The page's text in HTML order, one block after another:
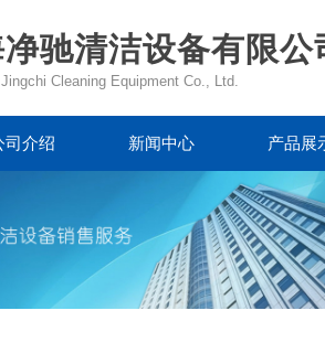
驰清洁设备有限公
Cleaning Equipment Co., Ltd.
司介绍 新闻中心 产品展